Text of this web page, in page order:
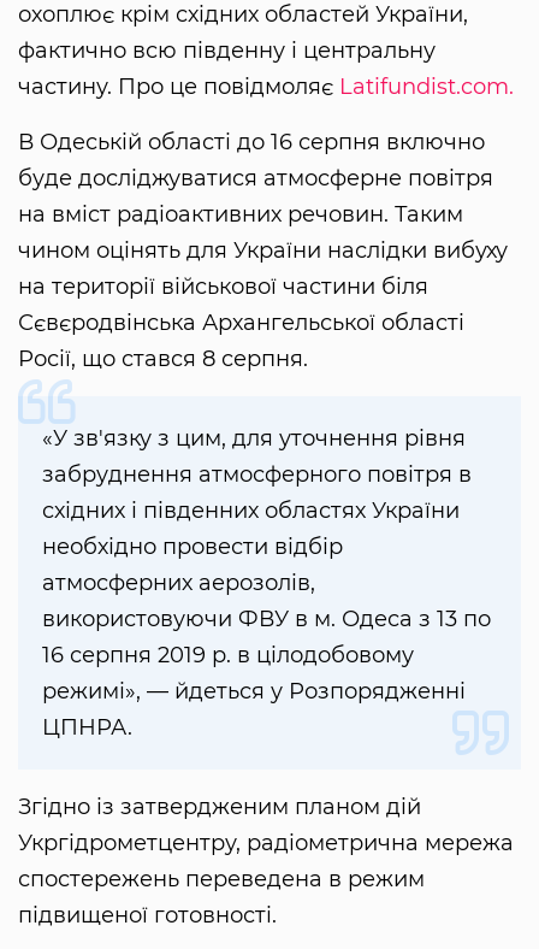
охоплює крім східних областей України,
фактично всю південну і центральну
частину. Про це повідмоляє Latifundist.com.
В Одеській області до 16 серпня включно
буде досліджуватися атмосферне повітря
на вміст радіоактивних речовин. Таким
чином оцінять для України наслідки вибуху
на території військової частини біля
Сєвєродвінська Архангельської області
Росії, що стався 8 серпня.
«У зв'язку з цим, для уточнення рівня
забруднення атмосферного повітря в
східних і південних областях України
необхідно провести відбір
атмосферних аерозолів,
використовуючи ФВУ в м. Одеса з 13 по
16 серпня 2019 р. в цілодобовому
режимі», — йдеться у Розпорядженні
ЦПНРА.
Згідно із затвердженим планом дій
Укргідрометцентру, радіометрична мережа
спостережень переведена в режим
підвищеної готовності.